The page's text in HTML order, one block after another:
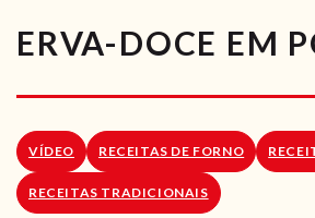
VÍDEOS
RECEITAS
SOBRE
LOJA
ERVA-DOCE EM
VÍDEO RECEITAS DE FORNO
RECEITAS TRADICIONAIS